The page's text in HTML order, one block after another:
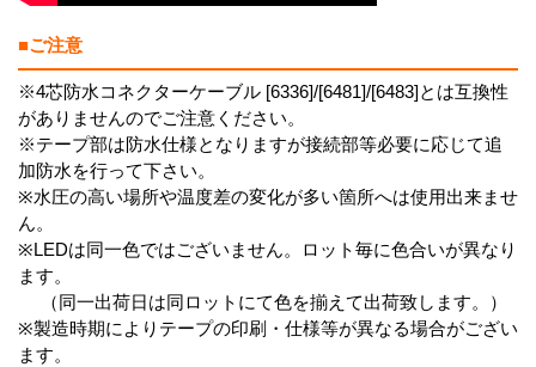
■ご注意
※4芯防水コネクターケーブル [6336]/[6481]/[6483]とは互換性
がありませんのでご注意ください。
※テープ部は防水仕様となりますが接続部等必要に応じて追
加防水を行って下さい。
※水圧の高い場所や温度差の変化が多い箇所へは使用出来ませ
ん。
※LEDは同一色ではございません。ロット毎に色合いが異なり
ます。
（同一出荷日は同ロットにて色を揃えて出荷致します。）
※製造時期によりテープの印刷・仕様等が異なる場合がござい
ます。